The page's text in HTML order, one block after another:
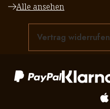
Alle ansehen
Vertrag widerrufen